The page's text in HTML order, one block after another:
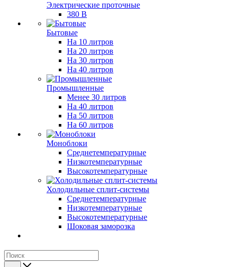
Электрические проточные
380 В
Бытовые
На 10 литров
На 20 литров
На 30 литров
На 40 литров
Промышленные
Менее 30 литров
На 40 литров
На 50 литров
На 60 литров
Моноблоки
Среднетемпературные
Низкотемпературные
Высокотемпературные
Холодильные сплит-системы
Среднетемпературные
Низкотемпературные
Высокотемпературные
Шоковая заморозка